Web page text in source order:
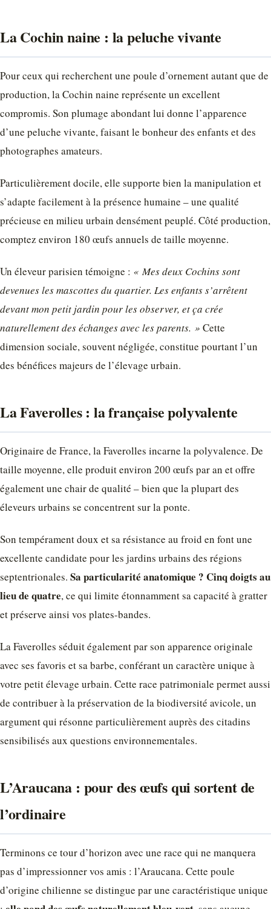
La Cochin naine : la peluche vivante
Pour ceux qui recherchent une poule d’ornement autant que de
production, la Cochin naine représente un excellent
compromis. Son plumage abondant lui donne l’apparence
d’une peluche vivante, faisant le bonheur des enfants et des
photographes amateurs.
Particulièrement docile, elle supporte bien la manipulation et
s’adapte facilement à la présence humaine – une qualité
précieuse en milieu urbain densément peuplé. Côté production,
comptez environ 180 œufs annuels de taille moyenne.
Un éleveur parisien témoigne : « Mes deux Cochins sont
devenues les mascottes du quartier. Les enfants s’arrêtent
devant mon petit jardin pour les observer, et ça crée
naturellement des échanges avec les parents. » Cette
dimension sociale, souvent négligée, constitue pourtant l’un
des bénéfices majeurs de l’élevage urbain.
La Faverolles : la française polyvalente
Originaire de France, la Faverolles incarne la polyvalence. De
taille moyenne, elle produit environ 200 œufs par an et offre
également une chair de qualité – bien que la plupart des
éleveurs urbains se concentrent sur la ponte.
Son tempérament doux et sa résistance au froid en font une
excellente candidate pour les jardins urbains des régions
septentrionales. Sa particularité anatomique ? Cinq doigts au
lieu de quatre, ce qui limite étonnamment sa capacité à gratter
et préserve ainsi vos plates-bandes.
La Faverolles séduit également par son apparence originale
avec ses favoris et sa barbe, conférant un caractère unique à
votre petit élevage urbain. Cette race patrimoniale permet aussi
de contribuer à la préservation de la biodiversité avicole, un
argument qui résonne particulièrement auprès des citadins
sensibilisés aux questions environnementales.
L’Araucana : pour des œufs qui sortent de
l’ordinaire
Terminons ce tour d’horizon avec une race qui ne manquera
pas d’impressionner vos amis : l’Araucana. Cette poule
d’origine chilienne se distingue par une caractéristique unique